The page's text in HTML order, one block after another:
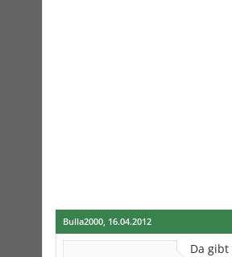
Bulla2000, 16.04.2012
Da